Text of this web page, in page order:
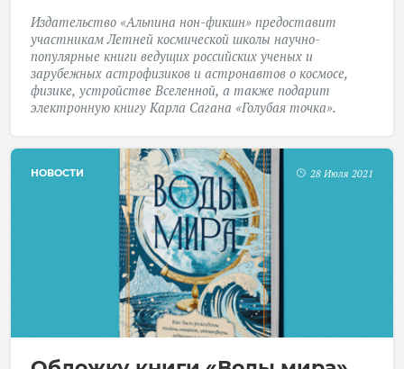
Издательство «Альпина нон-фикшн» предоставит
участникамЛетней космической школы научно-
популярные книги ведущих российских ученых и
зарубежных астрофизиков и астронавтов о космосе,
физике, устройстве Вселенной, а также подарит
электронную книгу Карла Сагана «Голубая точка».
НОВОСТИ 28 Июля 2021